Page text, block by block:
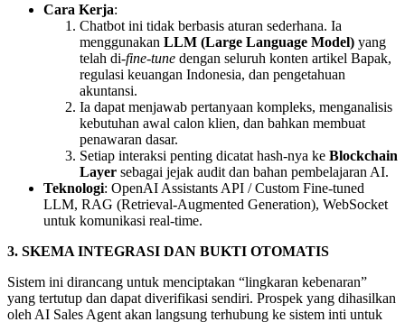
Cara Kerja:
Chatbot ini tidak berbasis aturan sederhana. Ia
menggunakan LLM (Large Language Model) yang
telah di-fine-tune dengan seluruh konten artikel Bapak,
regulasi keuangan Indonesia, dan pengetahuan
akuntansi.
Ia dapat menjawab pertanyaan kompleks, menganalisis
kebutuhan awal calon klien, dan bahkan membuat
penawaran dasar.
Setiap interaksi penting dicatat hash-nya ke Blockchain
Layer sebagai jejak audit dan bahan pembelajaran AI.
Teknologi: OpenAI Assistants API / Custom Fine-tuned
LLM, RAG (Retrieval-Augmented Generation), WebSocket
untuk komunikasi real-time.
3. SKEMA INTEGRASI DAN BUKTI OTOMATIS
Sistem ini dirancang untuk menciptakan “lingkaran kebenaran”
yang tertutup dan dapat diverifikasi sendiri. Prospek yang dihasilkan
oleh AI Sales Agent akan langsung terhubung ke sistem inti untuk